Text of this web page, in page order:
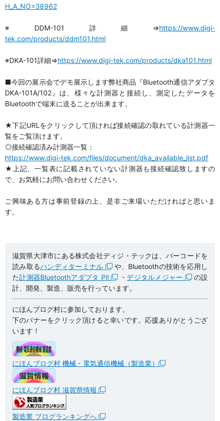
H_A_NO=38962
※DDM-101詳細⇒https://www.digi-
tek.com/products/ddm101.html
※DKA-101詳細⇒https://www.digi-tek.com/products/dka101.html
■今回の展示会でデモ展示します弊社商品『Bluetooth通信アダプタ
DKA-101A/102』は、様々な計測器と接続し、測定したデータを
Bluetoothで端末に送ることが出来ます。
★下記URLをクリックして頂ければ接続確認の取れている計測器一
覧をご覧頂けます。
◎接続確認済み計測器一覧：
https://www.digi-tek.com/files/document/dka_available_list.pdf
★上記、一覧表に記載されていない計測器も接続確認致しますの
で、お気軽にお問い合わせください。
ご興味ある方は事前登録の上、是非ご来場いただければと思いま
す。
滋賀県大津市にある株式会社ディジ・テックは、バーコードを
読み取るハンディターミナル
や、Bluetoothの技術を応用し
た計測器Bluetoothアダプタ Pi! ・デジタルメジャー
の設
計、開発、製造、販売を行っています。
にほんブログ村に参加しております。
下のバナーをクリック頂けると幸いです。応援ありがとうござ
います！
にほんブログ村 機械・電気通信機械（製造業）
にほんブログ村 滋賀県情報
製造業 ブログランキングへ